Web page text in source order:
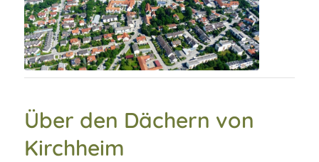
Über den Dächern von
Kirchheim